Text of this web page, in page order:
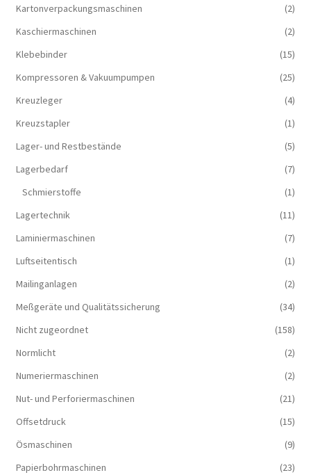
Kartonverpackungsmaschinen
(2)
Kaschiermaschinen
(2)
Klebebinder
(15)
Kompressoren & Vakuum­pumpen
(25)
Kreuzleger
(4)
Kreuzstapler
(1)
Lager- und Restbestände
(5)
Lagerbedarf
(7)
Schmierstoffe
(1)
Lagertechnik
(11)
Laminiermaschinen
(7)
Luftseitentisch
(1)
Mailinganlagen
(2)
Meßgeräte und Qualitätssicherung
(34)
Nicht zugeordnet
(158)
Normlicht
(2)
Numeriermaschinen
(2)
Nut- und Perforiermaschinen
(21)
Offsetdruck
(15)
Ösmaschinen
(9)
Papierbohrmaschinen
(23)